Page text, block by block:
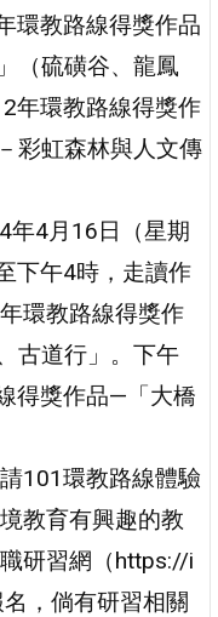
環教路線得獎作品
（硫磺谷、龍鳳
年環教路線得獎作
彩虹森林與人文傳
年4月16日（星期
下午4時，走讀作
環教路線得獎作
古道行」。下午
得獎作品—「大橋
101環教路線體驗
教育有興趣的教
研習網（https://i
，倘有研習相關